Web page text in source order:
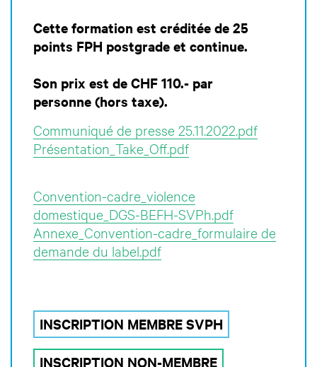
Cette formation est créditée de 25
points FPH postgrade et continue.
Son prix est de CHF 110.- par
personne (hors taxe).
Communiqué de presse 25.11.2022.pdf
Présentation_Take_Off.pdf
Convention-cadre_violence
domestique_DGS-BEFH-SVPh.pdf
Annexe_Convention-cadre_formulaire de
demande du label.pdf
INSCRIPTION MEMBRE SVPH
INSCRIPTION NON-MEMBRE